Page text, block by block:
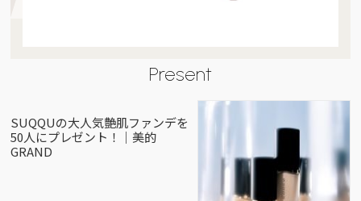
Present
SUQQUの大人気艶肌ファンデを
50人にプレゼント！｜美的
GRAND